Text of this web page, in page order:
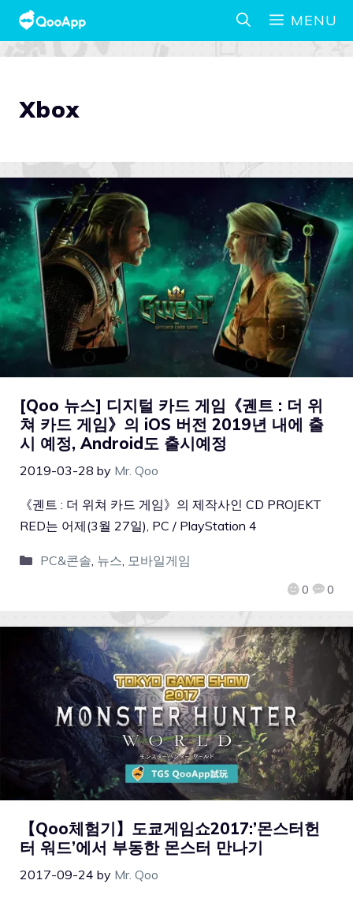
MENU
Xbox
[Qoo 뉴스] 디지털 카드 게임《궨트 : 더 위
쳐 카드 게임》의 iOS 버전 2019년 내에 출
시 예정, Android도 출시예정
2019-03-28 by Mr. Qoo
0 0
《궨트 : 더 위쳐 카드 게임》의 제작사인 CD PROJEKT
RED는 어제(3월 27일), PC / PlayStation 4
PC&콘솔, 뉴스, 모바일게임
【Qoo체험기】도쿄게임쇼2017:’몬스터헌
터 워드’에서 부동한 몬스터 만나기
2017-09-24 by Mr. Qoo